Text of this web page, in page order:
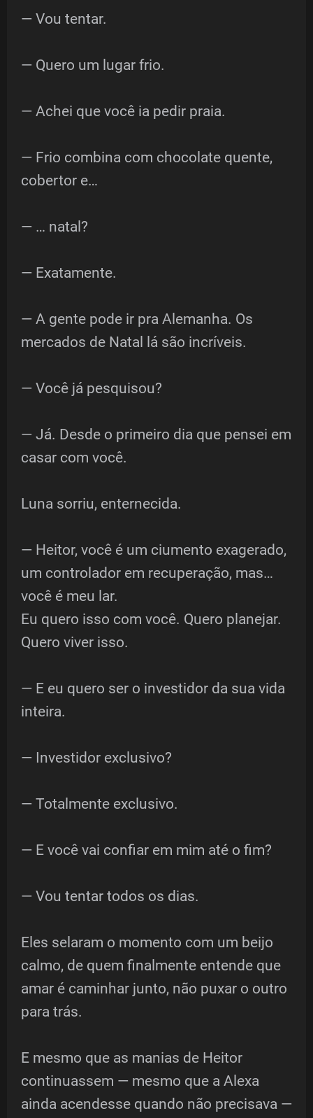
— Vou tentar.
— Quero um lugar frio.
— Achei que você ia pedir praia.
— Frio combina com chocolate quente,
cobertor e…
— … natal?
— Exatamente.
— A gente pode ir pra Alemanha. Os
mercados de Natal lá são incríveis.
— Você já pesquisou?
— Já. Desde o primeiro dia que pensei em
casar com você.
Luna sorriu, enternecida.
— Heitor, você é um ciumento exagerado,
um controlador em recuperação, mas…
você é meu lar.
Eu quero isso com você. Quero planejar.
Quero viver isso.
— E eu quero ser o investidor da sua vida
inteira.
— Investidor exclusivo?
— Totalmente exclusivo.
— E você vai confiar em mim até o fim?
— Vou tentar todos os dias.
Eles selaram o momento com um beijo
calmo, de quem finalmente entende que
amar é caminhar junto, não puxar o outro
para trás.
E mesmo que as manias de Heitor
continuassem — mesmo que a Alexa
ainda acendesse quando não precisava —